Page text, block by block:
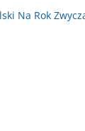
Na Rok